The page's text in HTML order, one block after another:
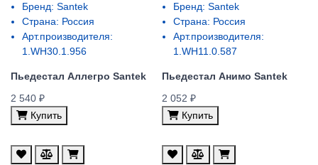
Бренд: Santek
Страна: Россия
Арт.производителя:
1.WH30.1.956
Пьедестал Аллегро Santek
2 540 ₽
Купить
Бренд: Santek
Страна: Россия
Арт.производителя:
1.WH11.0.587
Пьедестал Анимо Santek
2 052 ₽
Купить